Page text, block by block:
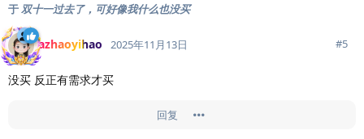
于双十一过去了，可好像我什么也没买
azhaoyihao 2025年11月13日 #5
没买 反正有需求才买
回复